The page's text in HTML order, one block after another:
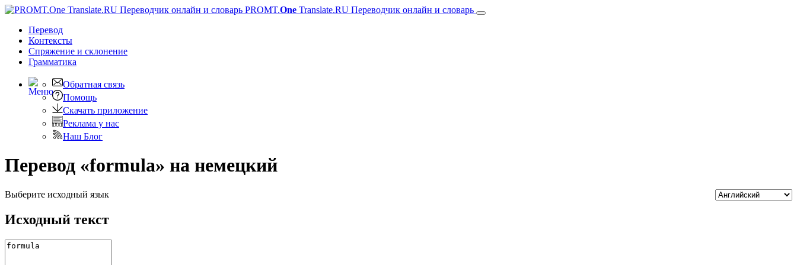
PROMT.One Translate.RU Переводчик онлайн и словарь
Перевод
Контексты
Спряжение и склонение
Грамматика
Обратная связь
Помощь
Скачать приложение
Реклама у нас
Наш Блог
Перевод «formula» на немецкий
Выберите исходный язык
Исходный текст